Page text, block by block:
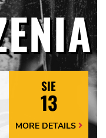
SIE
13
MORE DETAILS
More